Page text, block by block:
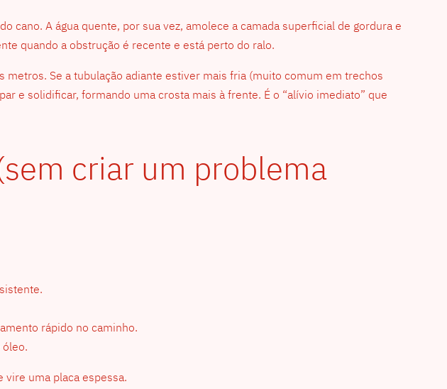
cano. A água quente, por sua vez, amolece a camada superficial de gordura e
quando a obstrução é recente e está perto do ralo.
Se a tubulação adiante estiver mais fria (muito comum em trechos
e solidificar, formando uma crosta mais à frente. É o “alívio imediato” que
criar um problema
rápido no caminho.
uma placa espessa.